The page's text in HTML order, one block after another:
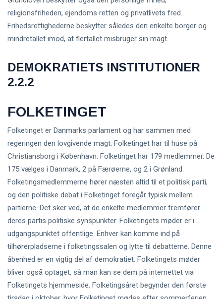
religionsfriheden, ejendoms retten og privatlivets fred.
Frihedsrettighederne beskytter således den enkelte borger og
mindretallet imod, at flertallet misbruger sin magt.
DEMOKRATIETS INSTITUTIONER
2.2.2
FOLKETINGET
Folketinget er Danmarks parlament og har sammen med
regeringen den lovgivende magt. Folketinget har til huse på
Christiansborg i København. Folketinget har 179 medlemmer. De
175 vælges i Danmark, 2 på Færøerne, og 2 i Grønland.
Folketingsmedlemmerne hører næsten altid til et politisk parti,
og den politiske debat i Folketinget foregår typisk mellem
partierne. Det sker ved, at de enkelte medlemmer fremfører
deres partis politiske synspunkter. Folketingets møder er i
udgangspunktet offentlige. Enhver kan komme ind på
tilhørerpladserne i folketingssalen og lytte til debatterne. Denne
åbenhed er en vigtig del af demokratiet. Folketingets møder
bliver også optaget, så man kan se dem på internettet via
Folketingets hjemmeside. Folketingsåret begynder den første